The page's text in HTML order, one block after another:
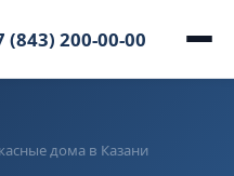
(843) 200-00-00
дома в Казани